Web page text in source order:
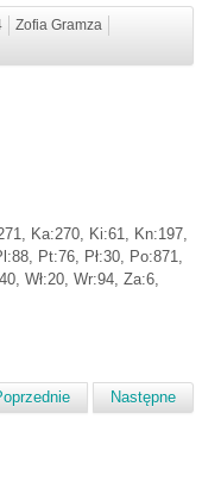
Zofia Gramza
Ka:270, Ki:61, Kn:197,
Pt:76, Pł:30, Po:871,
Wł:20, Wr:94, Za:6,
Następne